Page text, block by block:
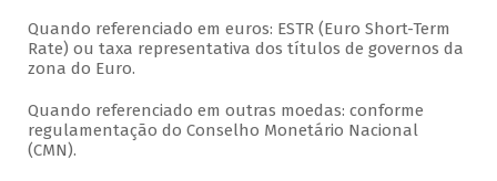
Quando referenciado em euros: ESTR (Euro Short-Term
Rate) ou taxa representativa dos títulos de governos da
zona do Euro.
Quando referenciado em outras moedas: conforme
regulamentação do Conselho Monetário Nacional
(CMN).